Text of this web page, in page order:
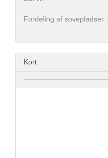
Fordeling af sovepladser :
Kort